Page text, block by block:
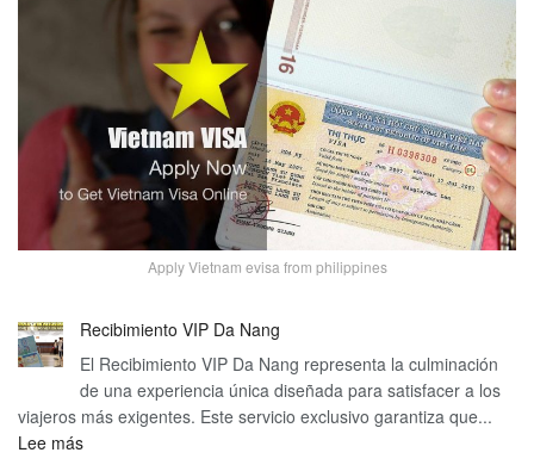
Apply Vietnam evisa from philippines
Recibimiento VIP Da Nang
El Recibimiento VIP Da Nang representa la culminación
de una experiencia única diseñada para satisfacer a los
viajeros más exigentes. Este servicio exclusivo garantiza que...
Lee más: